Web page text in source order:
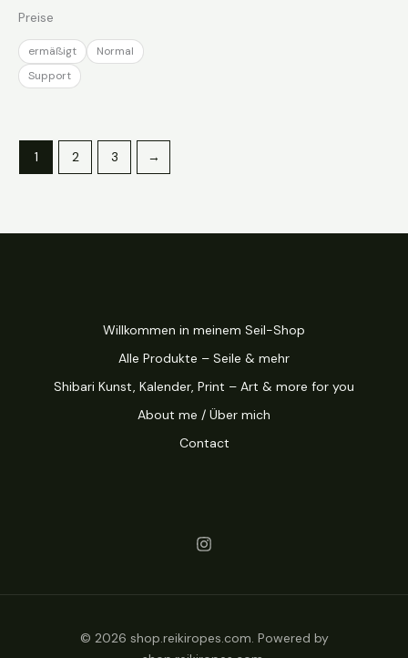
Preise
ermäßigt
Normal
Support
1 2 3 →
Willkommen in meinem Seil-Shop
Alle Produkte – Seile & mehr
Shibari Kunst, Kalender, Print – Art & more for you
About me / Über mich
Contact
© 2026 shop.reikiropes.com. Powered by